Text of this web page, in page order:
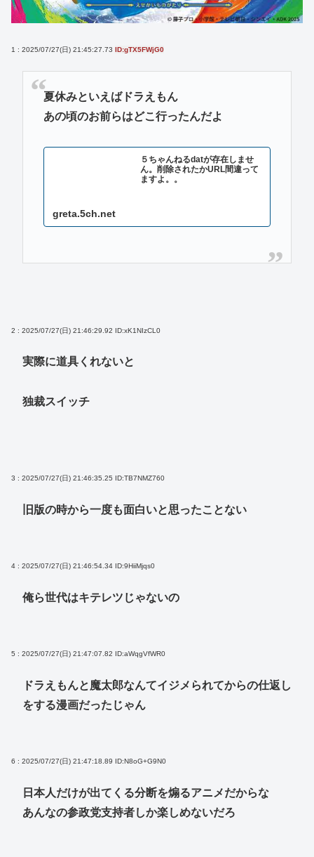
1 : 2025/07/27(日) 21:45:27.73 ID:gTX5FWjG0
夏休みといえばドラえもん
あの頃のお前らはどこ行ったんだよ
５ちゃんねるdatが存在しませ
ん。削除されたかURL間違って
ますよ。。
greta.5ch.net
2 : 2025/07/27(日) 21:46:29.92 ID:xK1NIzCL0
実際に道具くれないと
独裁スイッチ
3 : 2025/07/27(日) 21:46:35.25 ID:TB7NMZ760
旧版の時から一度も面白いと思ったことない
4 : 2025/07/27(日) 21:46:54.34 ID:9HiiMjqs0
俺ら世代はキテレツじゃないの
5 : 2025/07/27(日) 21:47:07.82 ID:aWqgVfWR0
ドラえもんと魔太郎なんてイジメられてからの仕返し
をする漫画だったじゃん
6 : 2025/07/27(日) 21:47:18.89 ID:N8oG+G9N0
日本人だけが出てくる分断を煽るアニメだからな
あんなの参政党支持者しか楽しめないだろ